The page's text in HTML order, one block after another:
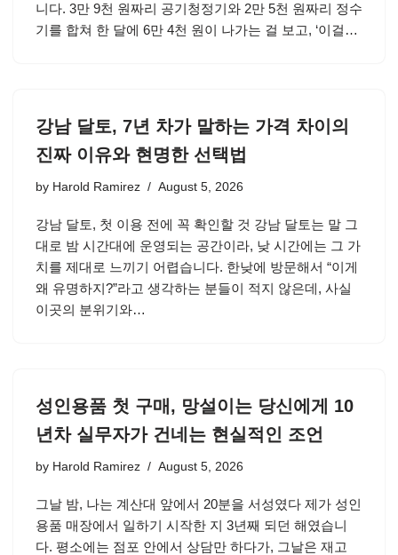
니다. 3만 9천 원짜리 공기청정기와 2만 5천 원짜리 정수
기를 합쳐 한 달에 6만 4천 원이 나가는 걸 보고, ‘이걸…
강남 달토, 7년 차가 말하는 가격 차이의
진짜 이유와 현명한 선택법
by Harold Ramirez August 5, 2026
강남 달토, 첫 이용 전에 꼭 확인할 것 강남 달토는 말 그
대로 밤 시간대에 운영되는 공간이라, 낮 시간에는 그 가
치를 제대로 느끼기 어렵습니다. 한낮에 방문해서 “이게
왜 유명하지?”라고 생각하는 분들이 적지 않은데, 사실
이곳의 분위기와…
성인용품 첫 구매, 망설이는 당신에게 10
년차 실무자가 건네는 현실적인 조언
by Harold Ramirez August 5, 2026
그날 밤, 나는 계산대 앞에서 20분을 서성였다 제가 성인
용품 매장에서 일하기 시작한 지 3년째 되던 해였습니
다. 평소에는 점포 안에서 상담만 하다가, 그날은 재고